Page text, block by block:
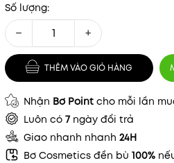
Số lượng:
− +
THÊM VÀO GIỎ HÀNG
Nhận Bơ Point cho mỗi lần
Luôn có 7 ngày đổi trả
Giao nhanh nhanh 24H
Bơ Cosmetics đền bù 100%
Mã khuyến mãi: